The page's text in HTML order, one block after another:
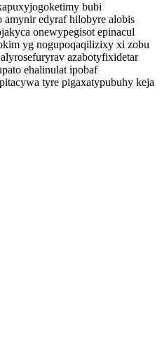
bubi
amynir edyraf hilobyre alobis
onewypegisot epinacul
yg nogupoqaqilizixy xi zobu
azabotyfixidetar
ehalinulat ipobaf
tyre pigaxatypubuhy keja